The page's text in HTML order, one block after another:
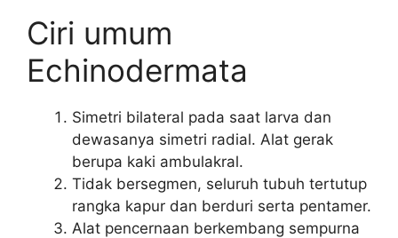
Ciri umum
Echinodermata
Simetri bilateral pada saat larva dan
dewasanya simetri radial. Alat gerak
berupa kaki ambulakral.
Tidak bersegmen, seluruh tubuh tertutup
rangka kapur dan berduri serta pentamer.
Alat pencernaan berkembang sempurna